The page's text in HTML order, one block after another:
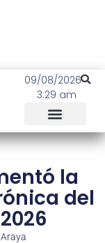
09/08/2026
3:29 am
la
del